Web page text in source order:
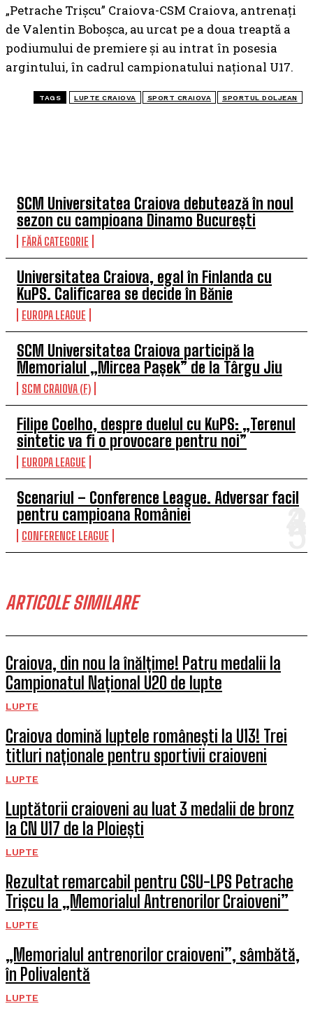
SCM Universitatea Craiova debutează în noul
sezon cu campioana Dinamo București
FĂRĂ CATEGORIE
Universitatea Craiova, egal în Finlanda cu
KuPS. Calificarea se decide în Bănie
EUROPA LEAGUE
SCM Universitatea Craiova participă la
Memorialul „Mircea Pașek” de la Târgu Jiu
SCM CRAIOVA (F)
Filipe Coelho, despre duelul cu KuPS: „Terenul
sintetic va fi o provocare pentru noi”
EUROPA LEAGUE
Scenariul – Conference League. Adversar facil
pentru campioana României
CONFERENCE LEAGUE
ARTICOLE SIMILARE
Craiova, din nou la înălțime! Patru medalii la
Campionatul Național U20 de lupte
LUPTE
Craiova domină luptele românești la U13! Trei
titluri naționale pentru sportivii craioveni
LUPTE
Luptătorii craioveni au luat 3 medalii de bronz
la CN U17 de la Ploiești
LUPTE
Rezultat remarcabil pentru CSU-LPS Petrache
Trișcu la „Memorialul Antrenorilor Craioveni”
LUPTE
„Memorialul antrenorilor craioveni”, sâmbătă,
în Polivalentă
LUPTE
„Petrache Trișcu” Craiova-CSM Craiova, antrenați
de Valentin Boboșca, au urcat pe a doua treaptă a
podiumului de premiere și au intrat în posesia
argintului, în cadrul campionatului național U17.
TAGS LUPTE CRAIOVA SPORT CRAIOVA SPORTUL DOLJEAN